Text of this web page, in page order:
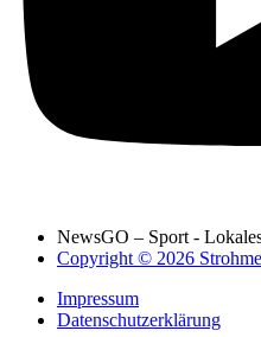
NewsGO – Sport -
Copyright © 2026
Impressum
Datenschutzerklärung